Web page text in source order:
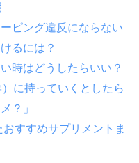
ピング違反にならない
るには？
時はどうしたらいい？
に持っていくとしたら
？」
すすめサプリメントま